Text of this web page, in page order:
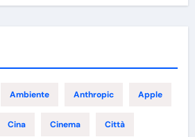
Ambiente Anthropic Apple
Cina Cinema Città